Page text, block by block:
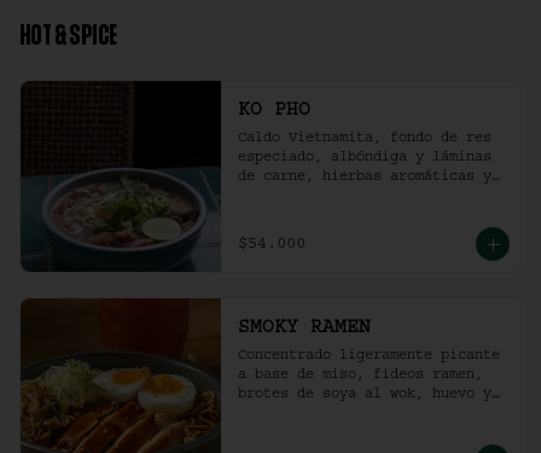
HOT & SPICE
KO PHO
Caldo Vietnamita, fondo de res
especiado, albóndiga y láminas
de carne, hierbas aromáticas y
$54.000
SMOKY RAMEN
Concentrado ligeramente picante
a base de miso, fideos ramen,
brotes de soya al wok, huevo y